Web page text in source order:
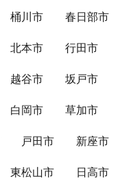
桶川市 春日部市
北本市 行田市
越谷市 坂戸市
白岡市 草加市
戸田市 新座市
東松山市 日高市